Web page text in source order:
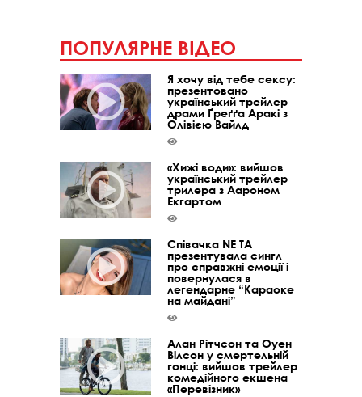
ПОПУЛЯРНЕ ВІДЕО
Я хочу від тебе сексу:
презентовано
український трейлер
драми Ґреґґа Аракі з
Олівією Вайлд
«Хижі води»: вийшов
український трейлер
трилера з Аароном
Екгартом
Співачка NE TA
презентувала сингл
про справжні емоції і
повернулася в
легендарне “Караоке
на майдані”
Алан Рітчсон та Оуен
Вілсон у смертельній
гонці: вийшов трейлер
комедійного екшена
«Перевізник»